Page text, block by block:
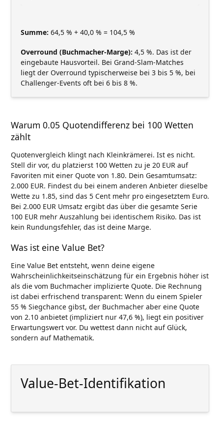
Summe: 64,5 % + 40,0 % = 104,5 %
Overround (Buchmacher-Marge): 4,5 %. Das ist der
eingebaute Hausvorteil. Bei Grand-Slam-Matches
liegt der Overround typischerweise bei 3 bis 5 %, bei
Challenger-Events oft bei 6 bis 8 %.
Warum 0.05 Quotendifferenz bei 100 Wetten
zählt
Quotenvergleich klingt nach Kleinkrämerei. Ist es nicht.
Stell dir vor, du platzierst 100 Wetten zu je 20 EUR auf
Favoriten mit einer Quote von 1.80. Dein Gesamtumsatz:
2.000 EUR. Findest du bei einem anderen Anbieter dieselbe
Wette zu 1.85, sind das 5 Cent mehr pro eingesetztem Euro.
Bei 2.000 EUR Umsatz ergibt das über die gesamte Serie
100 EUR mehr Auszahlung bei identischem Risiko. Das ist
kein Rundungsfehler, das ist deine Marge.
Was ist eine Value Bet?
Eine Value Bet entsteht, wenn deine eigene
Wahrscheinlichkeitseinschätzung für ein Ergebnis höher ist
als die vom Buchmacher implizierte Quote. Die Rechnung
ist dabei erfrischend transparent: Wenn du einem Spieler
55 % Siegchance gibst, der Buchmacher aber eine Quote
von 2.10 anbietet (impliziert nur 47,6 %), liegt ein positiver
Erwartungswert vor. Du wettest dann nicht auf Glück,
sondern auf Mathematik.
Value-Bet-Identifikation